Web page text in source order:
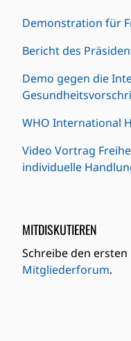
Demonstration für
Bericht des
Demo gegen die
WHO International
Video Vortrag
individuelle
MITDISKUTIEREN
Schreibe den
Mitgliederforum.